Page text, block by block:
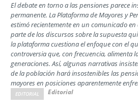
El debate en torno a las pensiones parece
permanente. La Plataforma de Mayores y
estimó recientemente en un comunicado
parte de los discursos sobre la supuesta
la plataforma cuestiona el enfoque con el
controversia que, con frecuencia, alimenta
generaciones. Así, algunas narrativas
de la población hará insostenibles las
mayores en posiciones aparentemente
EDITORIAL Editorial